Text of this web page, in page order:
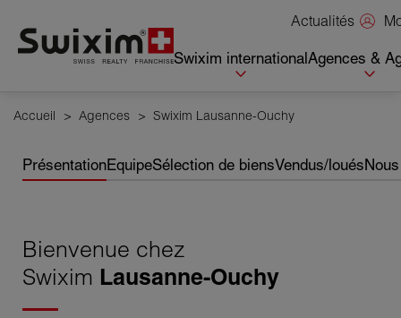
Actualités
Swixim internationalAgences &
Accueil > Agences > Swixim Lausanne-Ouchy
PrésentationEquipeSélection de biensVendus/loués
Bienvenue chez
Swixim Lausanne-Ouchy